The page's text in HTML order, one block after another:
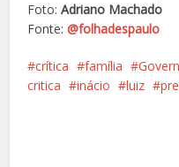
Foto:Adriano Machado
Fonte:@folhadespaulo
crítica família
critica
inácio luiz